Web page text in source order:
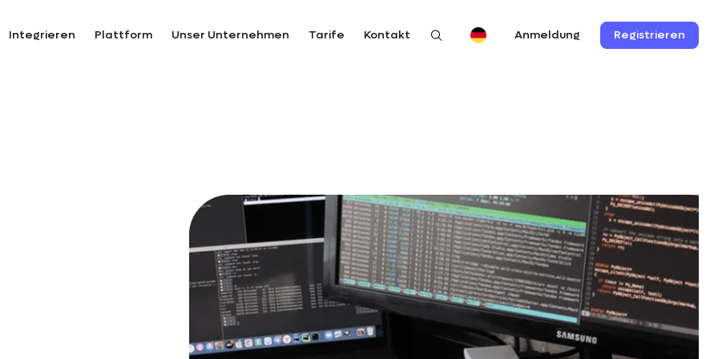
Integrieren Plattform Unser Unternehmen Tarife Kontakt Anmeldung Registrieren